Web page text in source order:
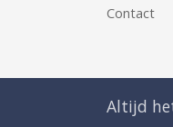
Contact
Altijd